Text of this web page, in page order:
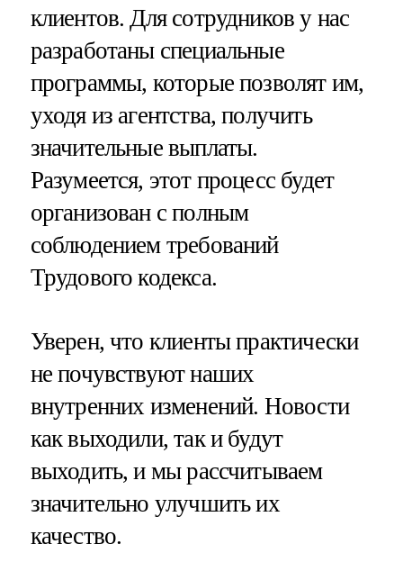
клиентов. Для сотрудников у нас
разработаны специальные
программы, которые позволят им,
уходя из агентства, получить
значительные выплаты.
Разумеется, этот процесс будет
организован с полным
соблюдением требований
Трудового кодекса.
Уверен, что клиенты практически
не почувствуют наших
внутренних изменений. Новости
как выходили, так и будут
выходить, и мы рассчитываем
значительно улучшить их
качество.